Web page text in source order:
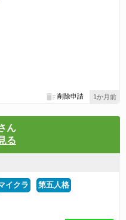
1か月前
削除申請
ん
る
イクラ 第五人格